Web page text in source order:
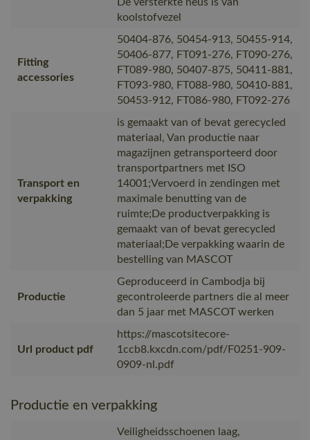
koolstofvezel
Fitting
accessories
50404-876, 50454-913, 50455-914,
50406-877, FT091-276, FT090-276,
FT089-980, 50407-875, 50411-881,
FT093-980, FT088-980, 50410-881,
50453-912, FT086-980, FT092-276
Transport en
verpakking
is gemaakt van of bevat gerecycled
materiaal, Van productie naar
magazijnen getransporteerd door
transportpartners met ISO
14001;Vervoerd in zendingen met
maximale benutting van de
ruimte;De productverpakking is
gemaakt van of bevat gerecycled
materiaal;De verpakking waarin de
bestelling van MASCOT
Productie
Geproduceerd in Cambodja bij
gecontroleerde partners die al meer
dan 5 jaar met MASCOT werken
Url product pdf
https://mascotsitecore-
1ccb8.kxcdn.com/pdf/F0251-909-
0909-nl.pdf
Productie en verpakking
Veiligheidsschoenen laag,